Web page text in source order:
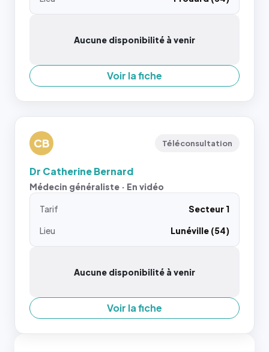
Aucune disponibilité à venir
Voir la fiche
CB Téléconsultation
Dr Catherine Bernard
Médecin généraliste · En vidéo
Tarif
Secteur 1
Lieu
Lunéville (54)
Aucune disponibilité à venir
Voir la fiche